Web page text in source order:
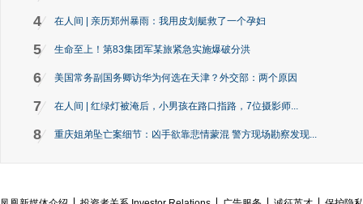
4 在人间 | 亲历郑州暴雨：我用皮划艇救了一个孕妇
5 生命至上！第83集团军某旅紧急实施爆破分洪
6 美国常务副国务卿访华为何选在天津？外交部：两个原因
7 在人间 | 红绿灯被淹后，小男孩在路口指路，7位摄影师...
8 重庆姐弟坠亡案细节：凶手欲靠悲情蒙混 警方现场勘察发现...